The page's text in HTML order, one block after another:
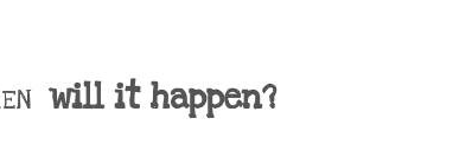
will it happen?